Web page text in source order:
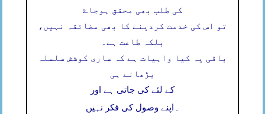
کی طلب بھی محقق ہوجاۓ
تو اس کی خدمت کردینے کا بھی مضائقہ نہیں،
بلکہ طاعت ہے۔
باقی یہ کیا واہیات ہے کہ ساری کوشش سلسلہ
بڑھانے ہی
کے لئے کی جاتی ہے اور
اپنے وصول کی فکر نہیں ۔